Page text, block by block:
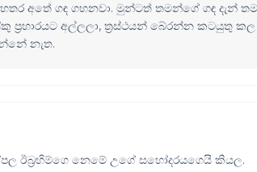
අතේ ගඳ ගහනවා. මුන්ටත් තමන්ගේ ගඳ දැන්
ප්‍රහාරයට අල්ලලා, ත්‍රස්ථයන් බේරන්න කටයුතු
නැත.
ඊබ්‍රහිම්ගෙ නෙමේ උගේ සහෝදරයගෙයි කියල.